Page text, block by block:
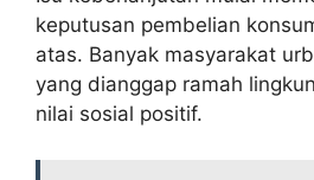
keputusan pembelian
atas. Banyak masyarakat
yang dianggap ramah
nilai sosial positif.